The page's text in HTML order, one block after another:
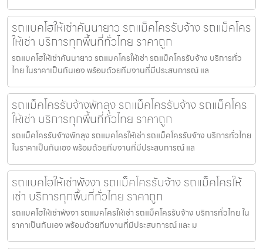
รถแบคโฮให้เช่าคันนายาว รถแม็คโครรับจ้าง รถแม็คโคร
ให้เช่า บริการทุกพื้นที่ทั่วไทย ราคาถูก
รถแบคโฮให้เช่าคันนายาว รถแมคโครให้เช่า รถแม็คโครรับจ้าง บริการทั่ว
ไทย ในราคาเป็นกันเอง พร้อมด้วยทีมงานที่มีประสบการณ์ แล
รถแม็คโครรับจ้างพัทลุง รถแม็คโครรับจ้าง รถแม็คโคร
ให้เช่า บริการทุกพื้นที่ทั่วไทย ราคาถูก
รถแม็คโครรับจ้างพัทลุง รถแมคโครให้เช่า รถแม็คโครรับจ้าง บริการทั่วไทย
ในราคาเป็นกันเอง พร้อมด้วยทีมงานที่มีประสบการณ์ แล
รถแบคโฮให้เช่าพังงา รถแม็คโครรับจ้าง รถแม็คโครให้
เช่า บริการทุกพื้นที่ทั่วไทย ราคาถูก
รถแบคโฮให้เช่าพังงา รถแมคโครให้เช่า รถแม็คโครรับจ้าง บริการทั่วไทย ใน
ราคาเป็นกันเอง พร้อมด้วยทีมงานที่มีประสบการณ์ และ ม